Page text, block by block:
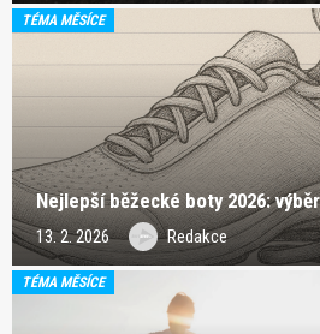
TÉMA MĚSÍCE
Nejlepší běžecké boty 2026:
13. 2. 2026 Redakce
TÉMA MĚSÍCE